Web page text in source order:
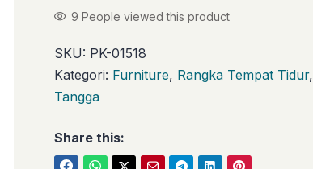
9 People viewed this product
SKU: PK-01518
Kategori: Furniture, Rangka Tempat Tidur,
Tangga
Share this: